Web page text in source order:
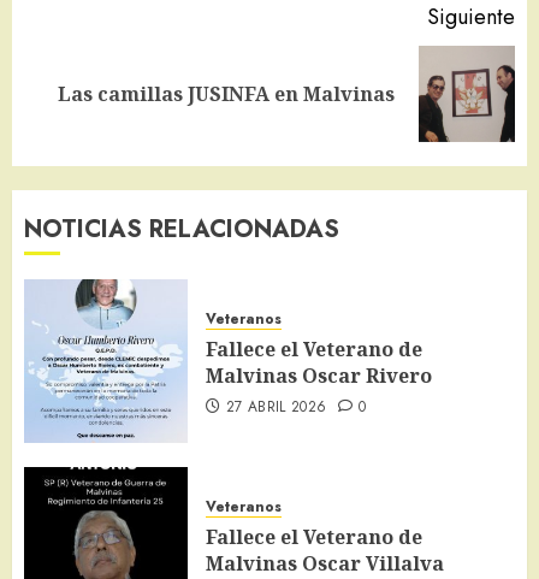
Siguiente
Siguiente
Las camillas JUSINFA en Malvinas
NOTICIAS RELACIONADAS
Veteranos
Fallece el Veterano de
Malvinas Oscar Rivero
27 ABRIL 2026 0
Veteranos
Fallece el Veterano de
Malvinas Oscar Villalva